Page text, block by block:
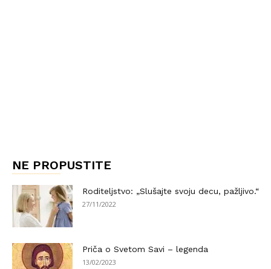
NE PROPUSTITE
Roditeljstvo: „Slušajte svoju decu, pažljivo.“
27/11/2022
Priča o Svetom Savi – legenda
13/02/2023